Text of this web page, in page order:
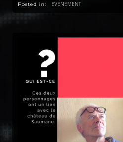
Posted in: EVÉNEMENT